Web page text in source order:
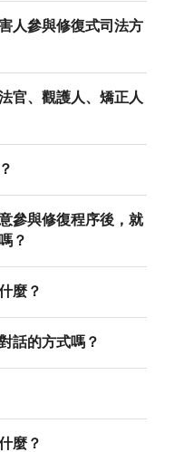
人參與修復式司法方
官、觀護人、矯正人
參與修復程序後，就
？
麼？
話的方式嗎？
麼？